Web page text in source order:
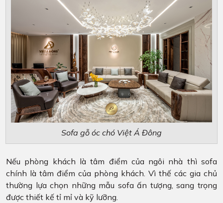
Sofa gỗ óc chó Việt Á Đông
Nếu phòng khách là tâm điểm của ngôi nhà thì sofa
chính là tâm điểm của phòng khách. Vì thế các gia chủ
thường lựa chọn những mẫu sofa ấn tượng, sang trọng
được thiết kế tỉ mỉ và kỹ lưỡng.